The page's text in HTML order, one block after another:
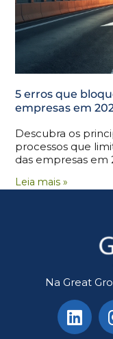
5 erros que
empresas em
Descubra os
processos que
das empresas em
Leia mais »
Na Great